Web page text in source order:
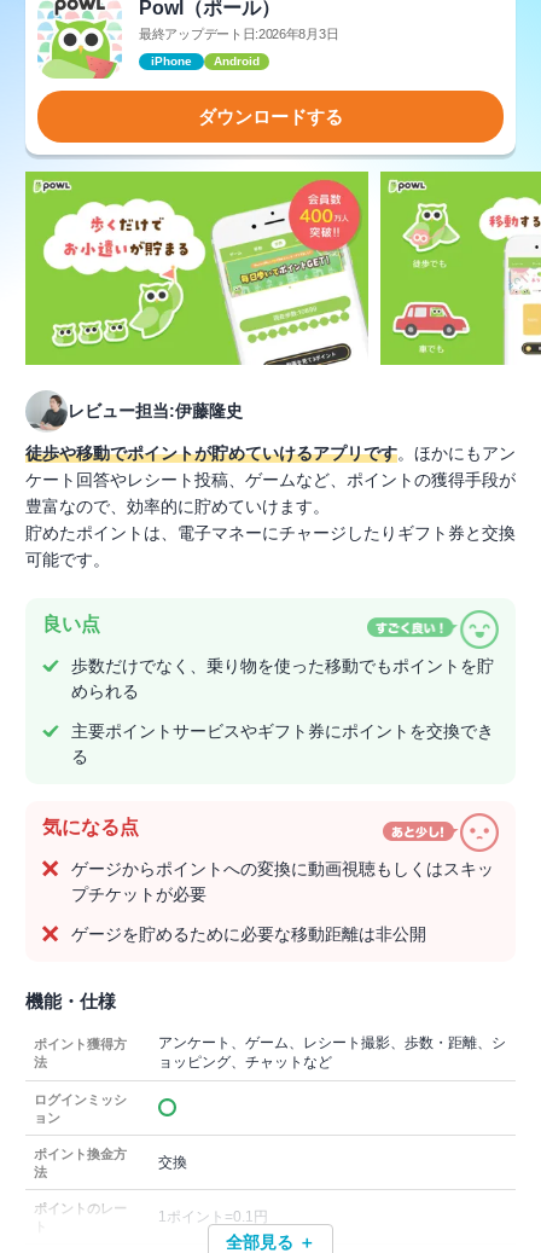
Powl（ポール）
最終アップデート日:2026年8月3日
iPhone Android
ダウンロードする
レビュー担当:伊藤隆史
徒歩や移動でポイントが貯めていけるアプリです。ほかにもアン
ケート回答やレシート投稿、ゲームなど、ポイントの獲得手段が
豊富なので、効率的に貯めていけます。
貯めたポイントは、電子マネーにチャージしたりギフト券と交換
可能です。
良い点
歩数だけでなく、乗り物を使った移動でもポイントを貯
められる
主要ポイントサービスやギフト券にポイントを交換でき
る
気になる点
ゲージからポイントへの変換に動画視聴もしくはスキッ
プチケットが必要
ゲージを貯めるために必要な移動距離は非公開
機能・仕様
ポイント獲得方
法
アンケート、ゲーム、レシート撮影、歩数・距離、シ
ョッピング、チャットなど
ログインミッシ
ョン
ポイント換金方
法
交換
ポイントのレー
1ポイント=0.1円
全部見る ＋